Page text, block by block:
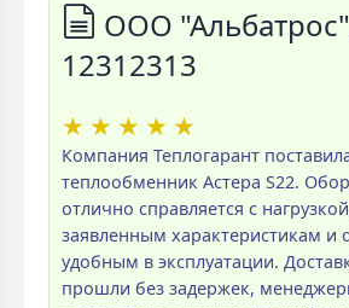
ООО
12312313
★ ★ ★ ★ ★
Компания Теплогарант
теплообменник Астера S22.
отлично справляется с
заявленным характеристикам и
удобным в эксплуатации.
прошли без задержек,